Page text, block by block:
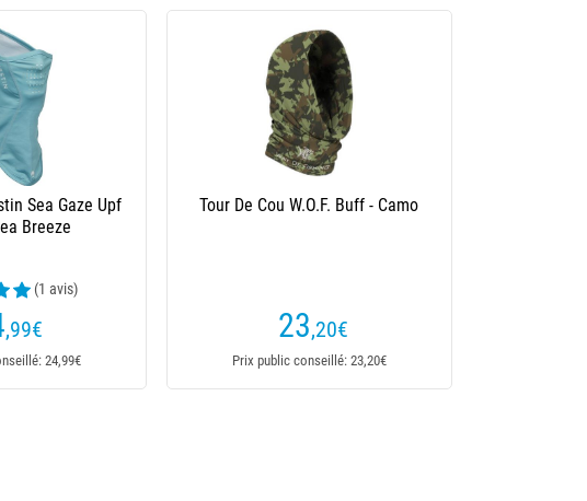
Tour De Cou Westin Classic Upf Gaiter
Anti Uv - Sage Green
Prix public conseillé: 19,99€
Tour De Cou Homme Duo Uv Head Wear
Prix public conseillé: 22,20€